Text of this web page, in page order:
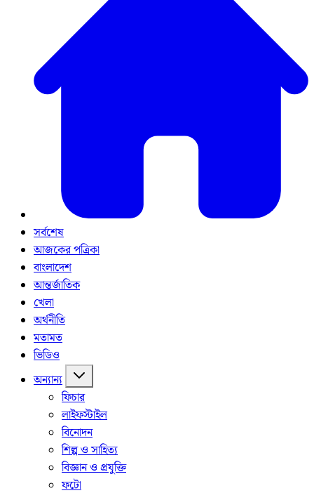
সর্বশেষ
আজকের পত্রিকা
বাংলাদেশ
আন্তর্জাতিক
খেলা
অর্থনীতি
মতামত
ভিডিও
অন্যান্য
ফিচার
লাইফস্টাইল
বিনোদন
শিল্প ও সাহিত্য
বিজ্ঞান ও প্রযুক্তি
ফটো